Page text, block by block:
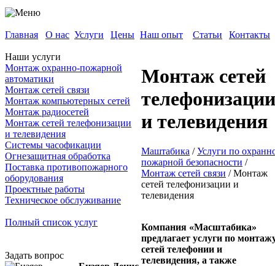
Главная О нас Услуги Цены Наш опыт Статьи Контакты
Наши услуги
Монтаж охранно-пожарной
автоматики
Монтаж сетей связи
Монтаж компьютерных сетей
Монтаж радиосетей
Монтаж сетей телефонизации
и телевидения
Системы часофикации
Огнезащитная обработка
Поставка противопожарного
оборудования
Проектные работы
Техническое обслуживание
Полный список услуг
Задать вопрос
Монтаж сетей
телефонизации
и телевидения
Маштабика / Услуги по
пожарной безопасности /
Монтаж сетей связи /Монтаж
сетей телефонизации и
телевидения
Компания «Масштабика»
предлагает услуги по
сетей телефонии и
телевидения, а также